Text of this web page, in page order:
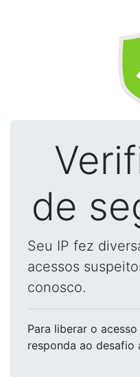
de
Seu IP fez
acessos
conosco.
Para liberar o acesso
responda ao desafio